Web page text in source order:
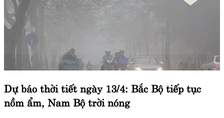
Dự báo thời tiết ngày 13/4: Bắc Bộ tiếp tục
nồm ẩm, Nam Bộ trời nóng